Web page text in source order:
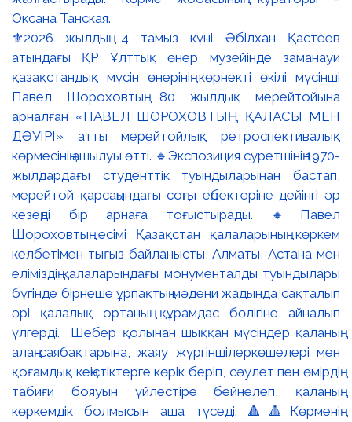
⚜️2026 жылдың 4 тамыз күні Әбілхан Қастеев
атындағы ҚР Ұлттық өнер музейінде заманауи
қазақстандық мүсін өнерінің көрнекті өкілі мүсінші
Павел Шороховтың 80 жылдық мерейтойына
арналған «ПАВЕЛ ШОРОХОВТЫҢ ҚАЛАСЫ МЕН
ДӘУІРІ» атты мерейтойлық ретроспективалық
көрмесінің ашылуы өтті. 🔹Экспозиция суретшінің 1970-
жылдардағы студенттік туындыларынан бастап,
мерейтой қарсаңындағы соңғы еңбектеріне дейінгі әр
кезеңді бір арнаға тоғыстырады. 🔸Павел
Шороховтың есімі Қазақстан қалаларының көркем
келбетімен тығыз байланысты, Алматы, Астана мен
еліміздің қалаларындағы монументалды туындылары
бүгінде бірнеше ұрпақтың мәдени жадында сақталып
әрі қалалық ортаның құрамдас бөлігіне айналып
үлгерді. Шебер қолынан шыққан мүсіндер қаланың
алаң-саябақтарына, жаяу жүргіншілеркөшелері мен
қоғамдық кеңістіктерге көрік беріп, сәулет пен өмірдің
табиғи бояуын үйлестіре бейнелеп, қаланың
көркемдік болмысын аша түседі. 🔺🔺Көрменің